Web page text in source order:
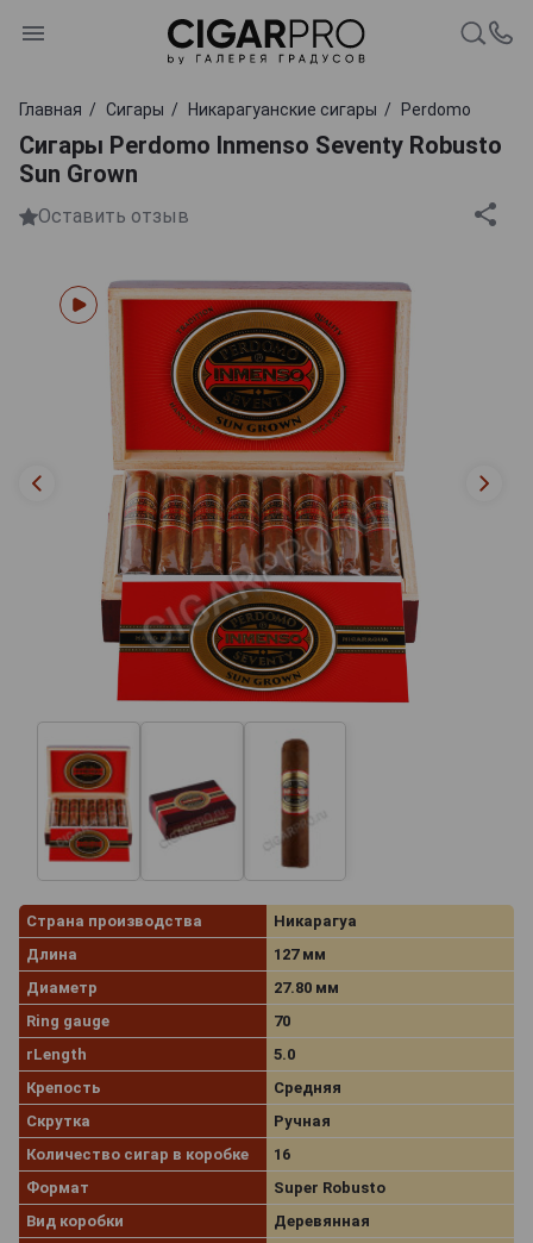
Главная Сигары Никарагуанские сигары Perdomo
Сигары Perdomo Inmenso Seventy Robusto
Sun Grown
Оставить отзыв
Страна производства
Никарагуа
Длина
127 мм
Диаметр
27.80 мм
Ring gauge
70
rLength
5.0
Крепость
Средняя
Скрутка
Ручная
Количество сигар в коробке
16
Формат
Super Robusto
Вид коробки
Деревянная